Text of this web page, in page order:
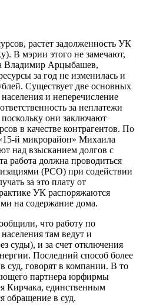
растет задолженность УК
В мэрии этого не замечают,
Владимир Арцыбашев,
за год не изменилась и
Существует две основных
и неперечисление
за неплатежи
они заключают
в качестве контрагентов. По
й микрорайон» Михаила
над взысканием долгов с
работа должна проводиться
(РСО) при содействии
за это плату от
УК распоряжаются
на содержание дома.
что работу по
там ведут и
суды), и за счет отключения
Последний способ более
суд, говорят в компании. В то
партнера юрфирмы
Кирчака, единственным
обращение в суд.